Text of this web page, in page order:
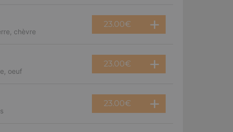
chèvre
23.00€
oeuf
23.00€
23.00€